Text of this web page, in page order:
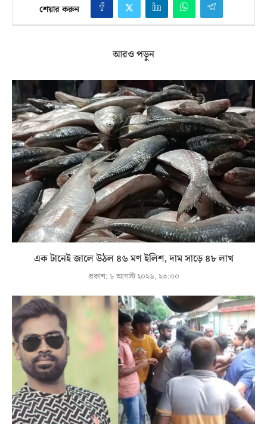
শেয়ার করুন
আরও পড়ুন
এক টানেই জালে উঠল ৪৬ মণ ইলিশ, দাম সাড়ে ৪৮ লাখ
প্রকাশ: ৮ আগস্ট ২০২৬, ২৩:০০